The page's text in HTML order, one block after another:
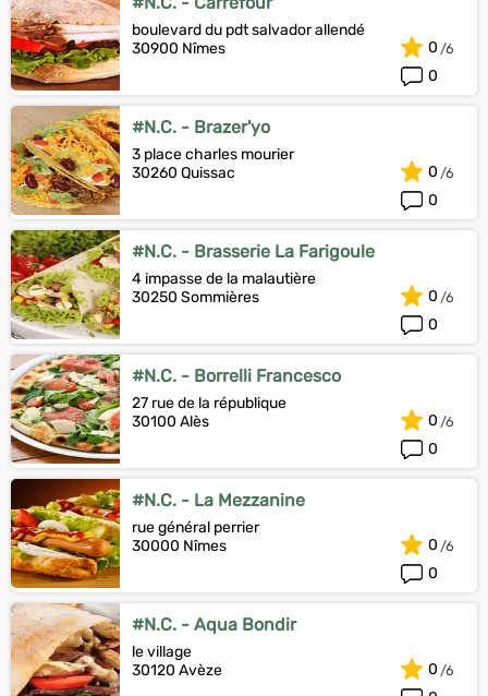
boulevard du pdt salvador allendé
30900 Nîmes
0
0
#N.C. - Brazer'yo
3 place charles mourier
30260 Quissac
0
0
#N.C. - Brasserie La Farigoule
4 impasse de la malautière
30250 Sommières
0
0
#N.C. - Borrelli Francesco
27 rue de la république
30100 Alès
0
0
#N.C. - La Mezzanine
rue général perrier
30000 Nîmes
0
0
#N.C. - Aqua Bondir
le village
30120 Avèze
0